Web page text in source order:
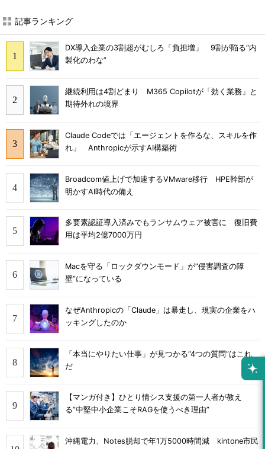
記事ランキング
DX導入企業の3割超がむしろ「負担増」 9割が陥る“内
製化のわな”
継続利用は4割どまり M365 Copilotが「効く業務」と
期待外れの境界
Claude Codeでは「エージェントを作るな、スキルを作
れ」 Anthropicが示すAI構築術
Broadcom値上げで加速するVMware移行 HPE幹部が
明かすAI時代の備え
多要素認証導入済みでもランサムウェア被害に 復旧費
用は平均2億7000万円
Macを守る「ロックダウンモード」が“侵害調査の障
壁”になっている
なぜAnthropicの「Claude」は暴走し、現実の企業をハ
ッキングしたのか
「本当にやりたい仕事」が見つかる“4つの質問”はこれ
だ
【マンガ付き】ひとり情シス支援の第一人者が教え
る”中堅中小企業こそRAGを使うべき理由”
沖縄電力、Notes脱却で年1万5000時間減 kintone市民